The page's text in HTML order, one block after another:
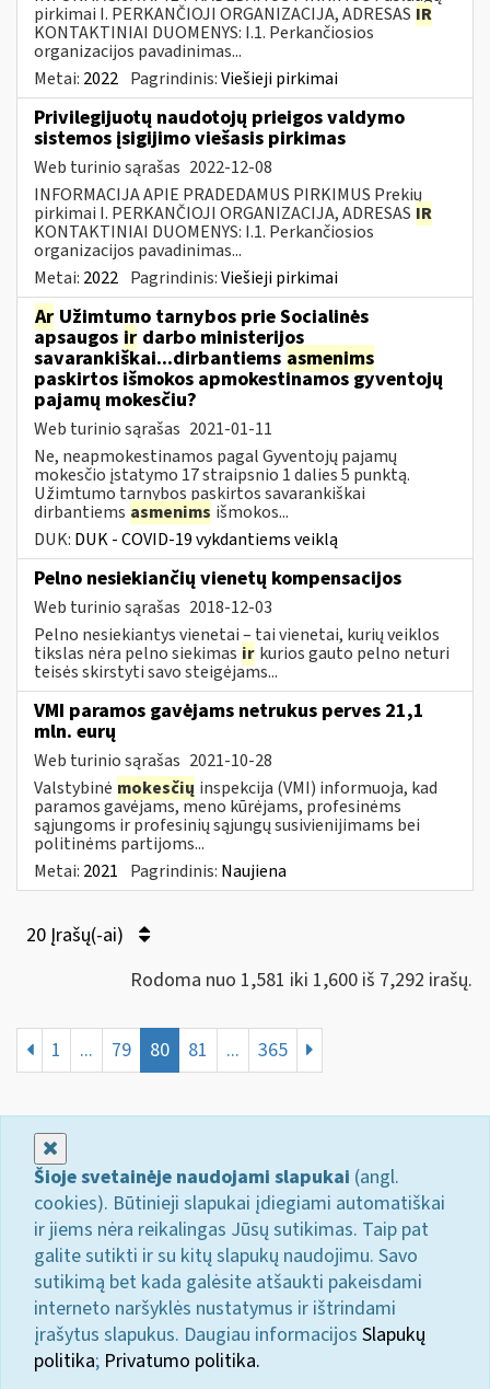
pirkimai I. PERKANČIOJI ORGANIZACIJA, ADRESAS IR
KONTAKTINIAI DUOMENYS: I.1. Perkančiosios
organizacijos pavadinimas...
Metai: 2022 Pagrindinis:Viešieji pirkimai
Privilegijuotų naudotojų prieigos valdymo
sistemos įsigijimo viešasis pirkimas
Web turinio sąrašas 2022-12-08
INFORMACIJA APIE PRADEDAMUS PIRKIMUS Prekių
pirkimai I. PERKANČIOJI ORGANIZACIJA, ADRESAS IR
KONTAKTINIAI DUOMENYS: I.1. Perkančiosios
organizacijos pavadinimas...
Metai: 2022 Pagrindinis:Viešieji pirkimai
Ar Užimtumo tarnybos prie Socialinės
apsaugos ir darbo ministerijos
savarankiškai...dirbantiems asmenims
paskirtos išmokos apmokestinamos gyventojų
pajamų mokesčiu?
Web turinio sąrašas 2021-01-11
Ne, neapmokestinamos pagal Gyventojų pajamų
mokesčio įstatymo 17 straipsnio 1 dalies 5 punktą.
Užimtumo tarnybos paskirtos savarankiškai
dirbantiems asmenims išmokos...
DUK: DUK - COVID-19 vykdantiems veiklą
Pelno nesiekiančių vienetų kompensacijos
Web turinio sąrašas 2018-12-03
Pelno nesiekiantys vienetai – tai vienetai, kurių veiklos
tikslas nėra pelno siekimas ir kurios gauto pelno neturi
teisės skirstyti savo steigėjams...
VMI paramos gavėjams netrukus perves 21,1
mln. eurų
Web turinio sąrašas 2021-10-28
Valstybinė mokesčių inspekcija (VMI) informuoja, kad
paramos gavėjams, meno kūrėjams, profesinėms
sąjungoms ir profesinių sąjungų susivienijimams bei
politinėms partijoms...
Metai: 2021 Pagrindinis: Naujiena
20 Įrašų(-ai)
Rodoma nuo 1,581 iki 1,600 iš 7,292 irašų.
1 ... 79 80 81 ... 365
Šioje svetainėje naudojami slapukai (angl.
cookies). Būtinieji slapukai įdiegiami automatiškai
ir jiems nėra reikalingas Jūsų sutikimas. Taip pat
galite sutikti ir su kitų slapukų naudojimu. Savo
sutikimą bet kada galėsite atšaukti pakeisdami
interneto naršyklės nustatymus ir ištrindami
įrašytus slapukus. Daugiau informacijos Slapukų
politika; Privatumo politika.